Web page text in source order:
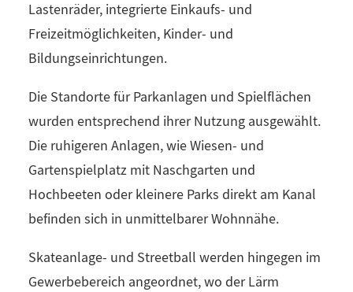
Lastenräder, integrierte Einkaufs- und
Freizeitmöglichkeiten, Kinder- und
Bildungseinrichtungen.
Die Standorte für Parkanlagen und Spielflächen
wurden entsprechend ihrer Nutzung ausgewählt.
Die ruhigeren Anlagen, wie Wiesen- und
Gartenspielplatz mit Naschgarten und
Hochbeeten oder kleinere Parks direkt am Kanal
befinden sich in unmittelbarer Wohnnähe.
Skateanlage- und Streetball werden hingegen im
Gewerbebereich angeordnet, wo der Lärm